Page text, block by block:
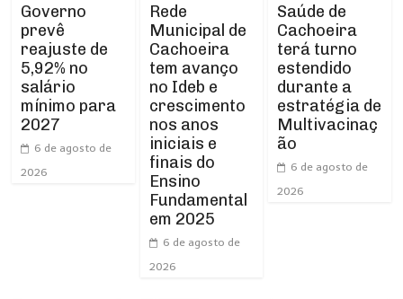
Governo
prevê
reajuste de
5,92% no
salário
mínimo para
2027
6 de agosto de
2026
Rede
Municipal de
Cachoeira
tem avanço
no Ideb e
crescimento
nos anos
iniciais e
finais do
Ensino
Fundamental
em 2025
6 de agosto de
2026
Saúde de
Cachoeira
terá turno
estendido
durante a
estratégia de
Multivacinaç
ão
6 de agosto de
2026